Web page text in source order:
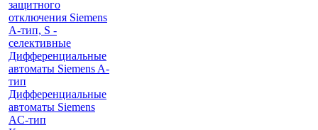
защитного
отключения Siemens
A-тип, S -
селективные
Дифференциальные
автоматы Siemens A-
тип
Дифференциальные
автоматы Siemens
AС-тип